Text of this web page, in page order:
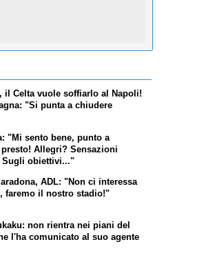
il Celta vuole soffiarlo al Napoli!
"Si punta a chiudere
"Mi sento bene, punto a
Allegri? Sensazioni
Sugli obiettivi..."
ADL: "Non ci interessa
faremo il nostro stadio!"
non rientra nei piani del
l'ha comunicato al suo agente